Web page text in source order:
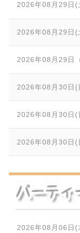
2026年08月29日(
2026年08月29日(
2026年08月29日
2026年08月30日(
2026年08月30日(
2026年08月30日(
2026年08月06日(